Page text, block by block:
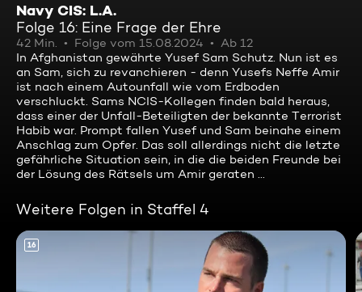
Navy CIS: L.A.
Folge 16: Eine Frage der Ehre
42 Min. Folge vom 15.08.2024
Ab 12
In Afghanistan gewährte Yusef Sam Schutz. Nun ist es
an Sam, sich zu revanchieren - denn Yusefs Neffe Amir
ist nach einem Autounfall wie vom Erdboden
verschluckt. Sams NCIS-Kollegen finden bald heraus,
dass einer der Unfall-Beteiligten der bekannte Terrorist
Habib war. Prompt fallen Yusef und Sam beinahe einem
Anschlag zum Opfer. Das soll allerdings nicht die letzte
gefährliche Situation sein, in die die beiden Freunde bei
der Lösung des Rätsels um Amir geraten ...
Weitere Folgen in Staffel 4
16